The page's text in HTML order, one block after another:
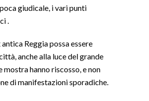
giudicale, i vari punti
.
antica Reggia possa essere
anche alla luce del grande
mostra hanno riscosso, e non
di manifestazioni sporadiche.